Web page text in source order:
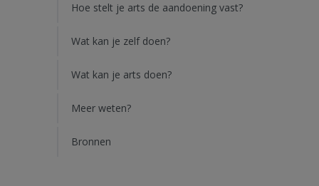
Hoe stelt je arts de aandoening vast?
Wat kan je zelf doen?
Wat kan je arts doen?
Meer weten?
Bronnen